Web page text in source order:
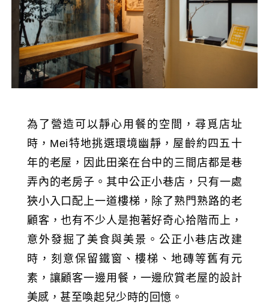
為了營造可以靜心用餐的空間，尋覓店址
時，Mei特地挑選環境幽靜，屋齡約四五十
年的老屋，因此田楽在台中的三間店都是巷
弄內的老房子。其中公正小巷店，只有一處
狹小入口配上一道樓梯，除了熟門熟路的老
顧客，也有不少人是抱著好奇心拾階而上，
意外發掘了美食與美景。公正小巷店改建
時，刻意保留鐵窗、樓梯、地磚等舊有元
素，讓顧客一邊用餐，一邊欣賞老屋的設計
美感，甚至喚起兒少時的回憶。